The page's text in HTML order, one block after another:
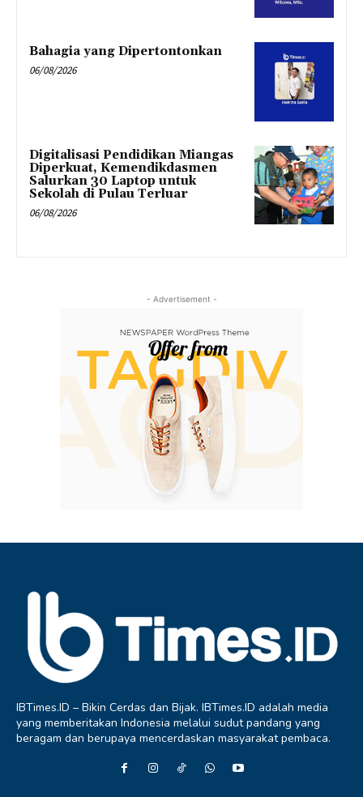
Bahagia yang Dipertontonkan
06/08/2026
Digitalisasi Pendidikan Miangas
Diperkuat, Kemendikdasmen
Salurkan 30 Laptop untuk
Sekolah di Pulau Terluar
06/08/2026
- Advertisement -
IBTimes.ID – Bikin Cerdas dan Bijak. IBTimes.ID adalah media
yang memberitakan Indonesia melalui sudut pandang yang
beragam dan berupaya mencerdaskan masyarakat pembaca.